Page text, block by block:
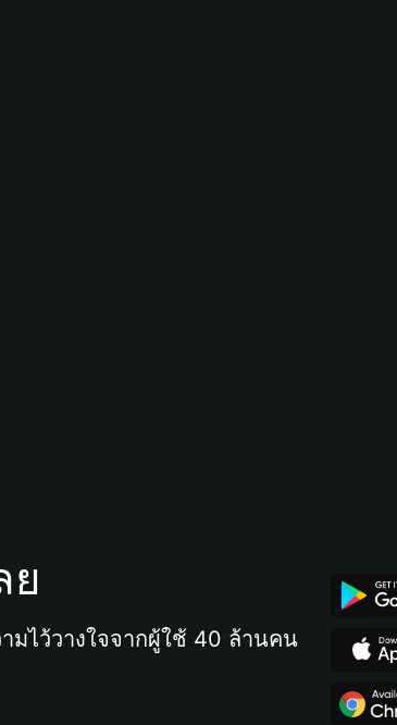
ย
ไว้วางใจจากผู้ใช้ 40 ล้านคน